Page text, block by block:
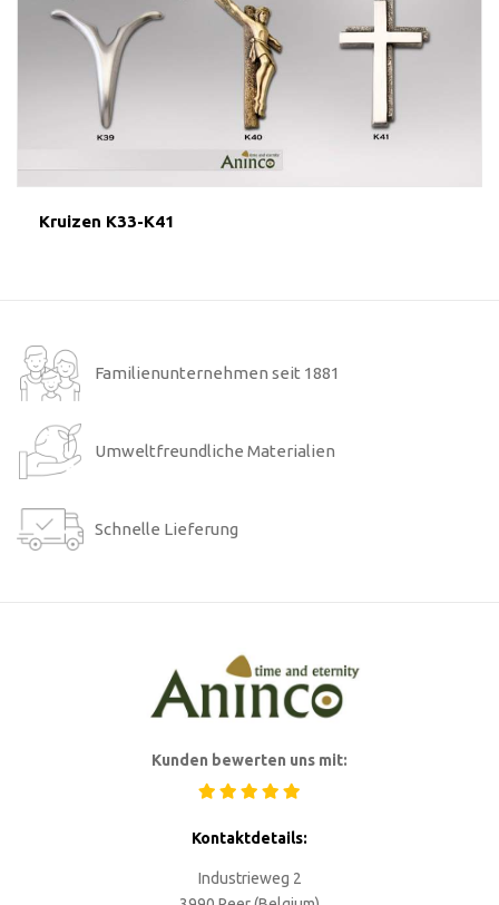
Kruizen K33-K41
Familienunternehmen seit 1881
Umweltfreundliche Materialien
Schnelle Lieferung
Kunden bewerten uns mit:
Kontaktdetails:
Industrieweg 2